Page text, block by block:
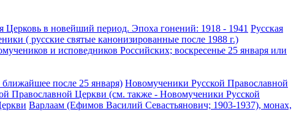
Церковь в новейший период. Эпоха гонений: 1918 - 1941 Русская
( русские святые канонизированные после 1988 г.)
и исповедников Российских; воскресенье 25 января или
после 25 января) Новомученики Русской Православной
Православной Церкви (см. также - Новомученики Русской
Варлаам (Ефимов Василий Севастьянович; 1903-1937), монах,